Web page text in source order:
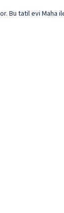
Bu tatil evi Maha